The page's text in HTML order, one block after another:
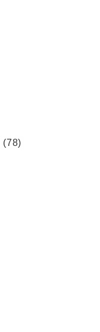
(78)